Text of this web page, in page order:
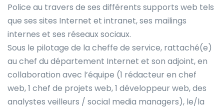
Police au travers de ses différents supports web tels
que ses sites Internet et intranet, ses mailings
internes et ses réseaux sociaux.
Sous le pilotage de la cheffe de service, rattaché(e)
au chef du département Internet et son adjoint, en
collaboration avec l’équipe (1 rédacteur en chef
web, 1 chef de projets web, 1 développeur web, des
analystes veilleurs / social media managers), le/la